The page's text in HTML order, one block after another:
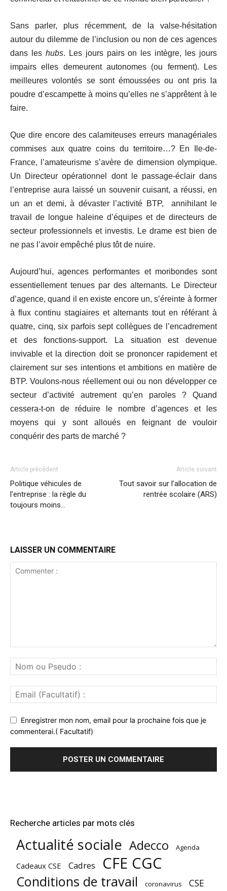
Sans parler, plus récemment, de la valse-hésitation
autour du dilemme de l’inclusion ou non de ces agences
dans les hubs. Les jours pairs on les intègre, les jours
impairs elles demeurent autonomes (ou ferment). Les
meilleures volontés se sont émoussées ou ont pris la
poudre d’escampette à moins qu’elles ne s’apprêtent à le
faire.
Que dire encore des calamiteuses erreurs managériales
commises aux quatre coins du territoire…? En Ile-de-
France, l’amateurisme s’avère de dimension olympique.
Un Directeur opérationnel dont le passage-éclair dans
l’entreprise aura laissé un souvenir cuisant, a réussi, en
un an et demi, à dévaster l’activité BTP, annihilant le
travail de longue haleine d’équipes et de directeurs de
secteur professionnels et investis. Le drame est bien de
ne pas l’avoir empêché plus tôt de nuire.
Aujourd’hui, agences performantes et moribondes sont
essentiellement tenues par des alternants. Le Directeur
d’agence, quand il en existe encore un, s’éreinte à former
à flux continu stagiaires et alternants tout en référant à
quatre, cinq, six parfois sept collègues de l’encadrement
et des fonctions-support. La situation est devenue
invivable et la direction doit se prononcer rapidement et
clairement sur ses intentions et ambitions en matière de
BTP. Voulons-nous réellement oui ou non développer ce
secteur d’activité autrement qu’en paroles ? Quand
cessera-t-on de réduire le nombre d’agences et les
moyens qui y sont alloués en feignant de vouloir
conquérir des parts de marché ?
Article précédent
Politique véhicules de
l’entreprise : la règle du
toujours moins…
Article suivant
Tout savoir sur l’allocation de
rentrée scolaire (ARS)
LAISSER UN COMMENTAIRE
Enregistrer mon nom, email pour la prochaine fois que je
commenterai.( Facultatif)
Recherche articles par mots clés
Actualité sociale Adecco Agenda
Cadeaux CSE Cadres CFE CGC
Conditions de travail coronavirus CSE